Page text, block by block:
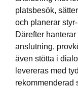
platsbesök,
och planerar
Därefter
anslutning,
även stötta i
levereras med
rekommenderad